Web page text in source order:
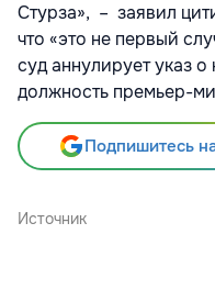
Стурза», – заявил
что «это не первый
суд аннулирует указ о
должность премьер-
Подпишитесь
Источник